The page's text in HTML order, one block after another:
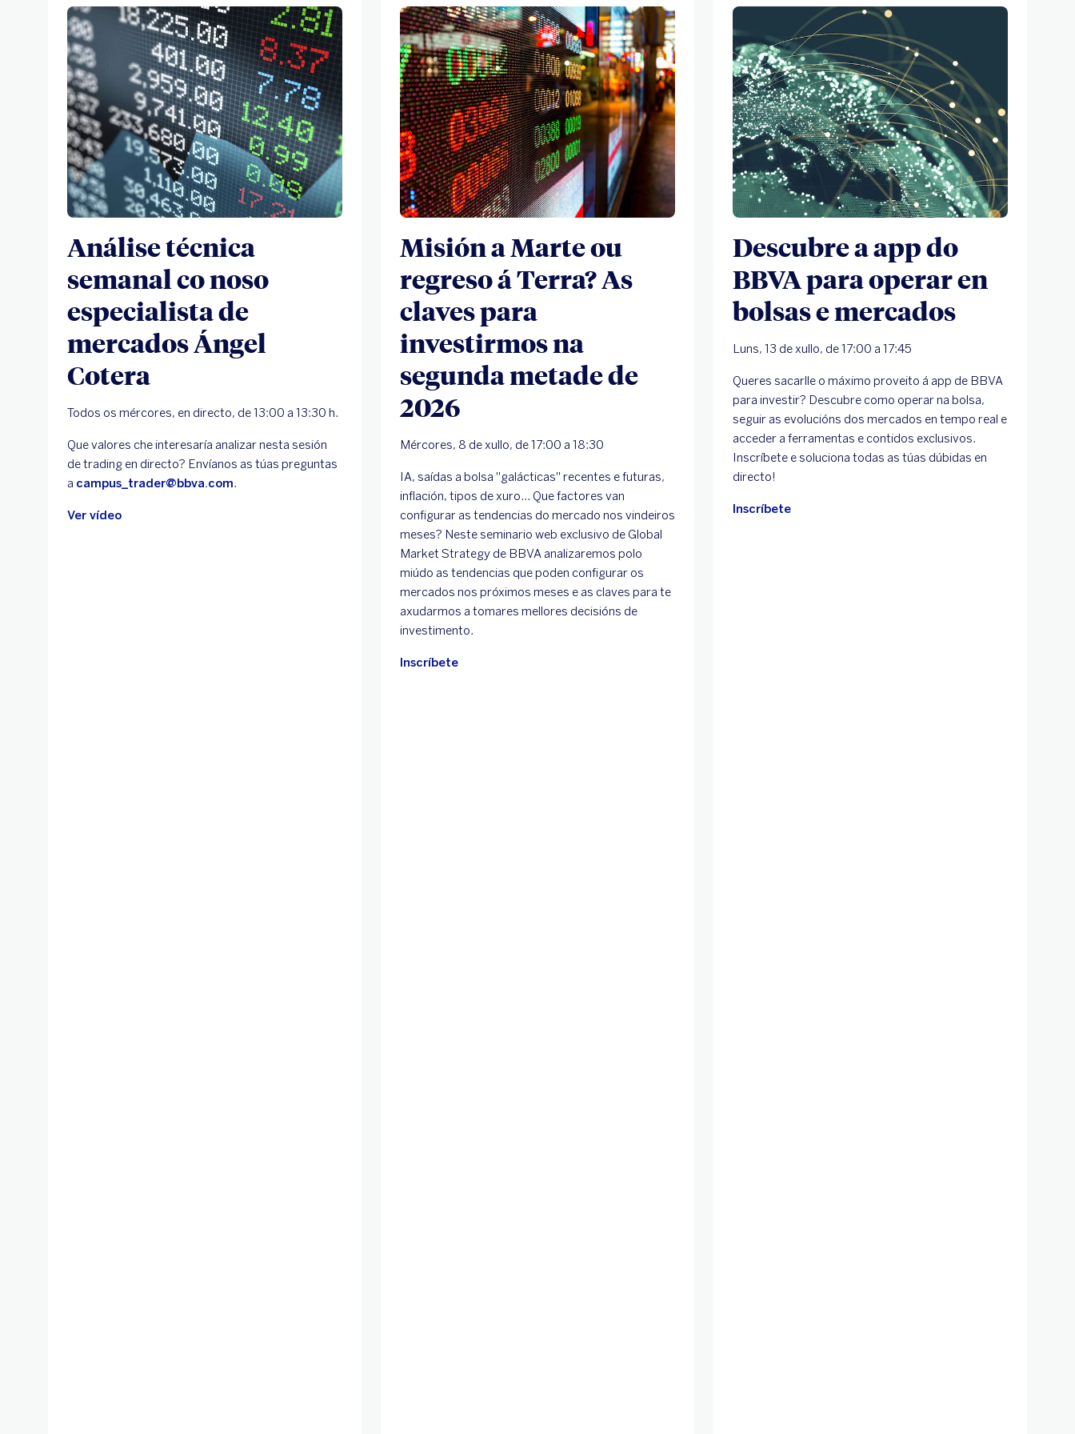
Análise técnica
semanal co noso
especialista de
mercados Ángel
Cotera
Todos os mércores, en directo, de 13:00 a 13:30 h.
Que valores che interesaría analizar nesta sesión
de trading en directo? Envíanos as túas preguntas
a campus_trader@bbva.com.
Ver vídeo
Misión a Marte ou
regreso á Terra? As
claves para
investirmos na
segunda metade de
2026
Mércores, 8 de xullo, de 17:00 a 18:30
IA, saídas a bolsa "galácticas" recentes e futuras,
inflación, tipos de xuro... Que factores van
configurar as tendencias do mercado nos vindeiros
meses? Neste seminario web exclusivo de Global
Market Strategy de BBVA analizaremos polo
miúdo as tendencias que poden configurar os
mercados nos próximos meses e as claves para te
axudarmos a tomares mellores decisións de
investimento.
Inscríbete
Descubre a app do
BBVA para operar en
bolsas e mercados
Luns, 13 de xullo, de 17:00 a 17:45
Queres sacarlle o máximo proveito á app de BBVA
para investir? Descubre como operar na bolsa,
seguir as evolucións dos mercados en tempo real e
acceder a ferramentas e contidos exclusivos.
Inscríbete e soluciona todas as túas dúbidas en
directo!
Inscríbete